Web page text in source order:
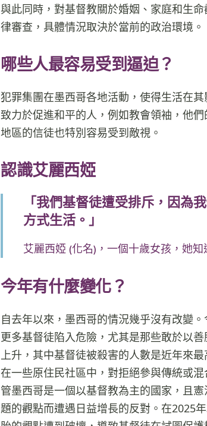
與此同時，對基督教關於婚姻、家庭和生
律審查，具體情況取決於當前的政治環境。
哪些人最容易受到逼迫？
犯罪集團在墨西哥各地活動，使得生活在
致力於促進和平的人，例如教會領袖，他
地區的信徒也特別容易受到敵視。
認識艾麗西婭
「我們基督徒遭受排斥，因為
方式生活。」
艾麗西婭 (化名)，一個十歲女孩，她
今年有什麼變化？
自去年以來，墨西哥的情況幾乎沒有改變
更多基督徒陷入危險，尤其是那些敢於以
上升，其中基督徒被殺害的人數是近年來
在一些原住民社區中，對拒絕參與傳統或
管墨西哥是一個以基督教為主的國家，且
題的觀點而遭遇日益增長的反對。在2025